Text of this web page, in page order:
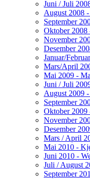
Juni / Juli
August 2008
September
Oktober
November
Desember
Januar/
Mars/April
Mai 2009 -
Juni / Juli
August 2009
September
Oktober 2009
November
Desember
Mars / April
Mai 2010 -
Juni 2010 -
Juli / August
September